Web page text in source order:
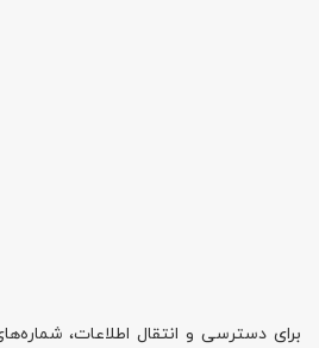
برای دسترسی و انتقال اطلاعات،